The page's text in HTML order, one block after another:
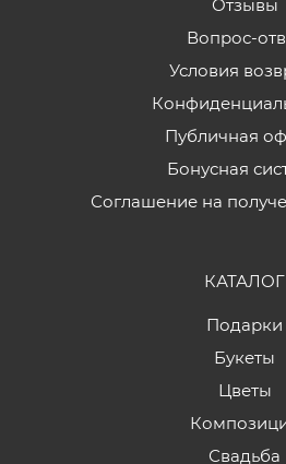
Отзывы
Вопрос-
Условия
Публичная
Бонусная
Соглашение на
КАТАЛОГ
Подарки
Букеты
Цветы
Свадьба